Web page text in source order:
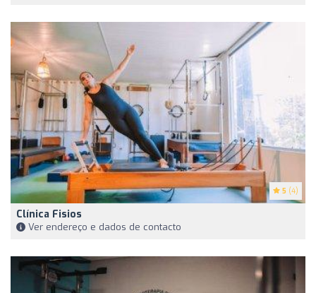
5 (4)
Clínica Fisios
Ver endereço e dados de contacto